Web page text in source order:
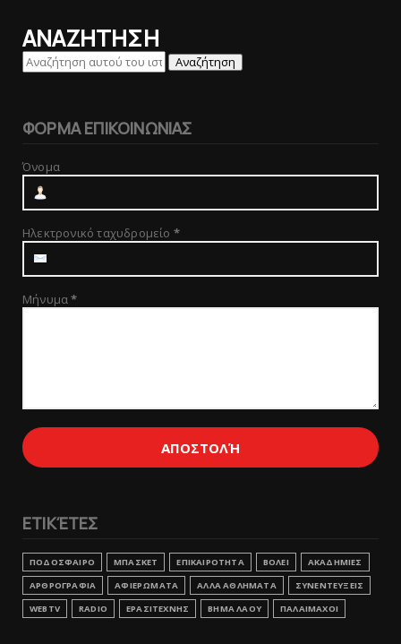
ΑΝΑΖΗΤΗΣΗ
ΦΟΡΜΑ ΕΠΙΚΟΙΝΩΝΙΑΣ
Όνομα
Ηλεκτρονικό ταχυδρομείο *
Μήνυμα*
ΕΤΙΚΈΤΕΣ
ΠΟΔΟΣΦΑΙΡΟ ΜΠΑΣΚΕΤ ΕΠΙΚΑΙΡΟΤΗΤΑ ΒΟΛΕΙ
ΑΚΑΔΗΜΙΕΣ
ΑΡΘΡΟΓΡΑΦΙΑ
ΑΦΙΕΡΩΜΑΤΑ ΑΛΛΑ ΑΘΛΗΜΑΤΑ
ΣΥΝΕΝΤΕΥΞΕΙΣ
WEBTV
RADIO ΕΡΑΣΙΤΕΧΝΗΣ ΒΗΜΑ ΛΑΟΥ ΠΑΛΑΙΜΑΧΟΙ